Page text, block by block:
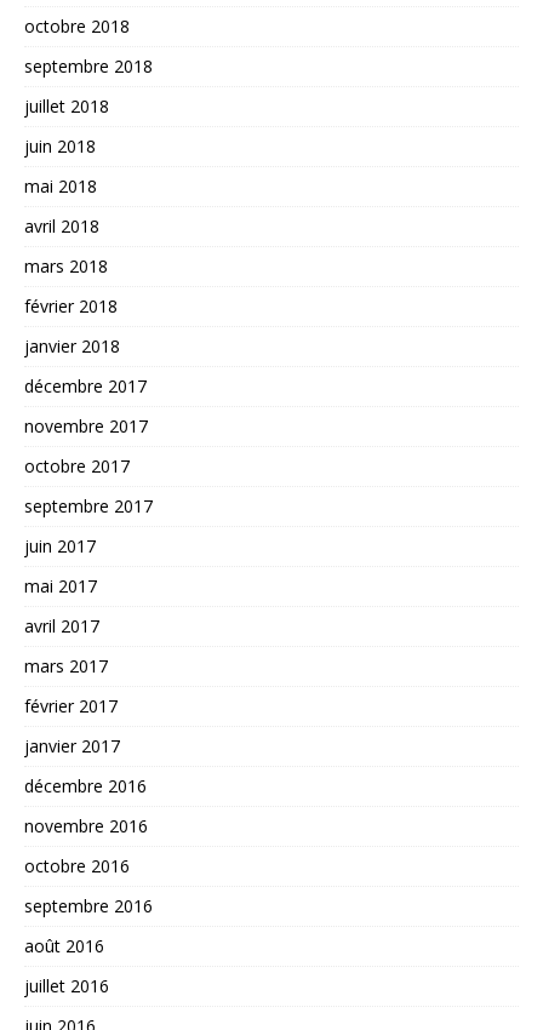
octobre 2018
septembre 2018
juillet 2018
juin 2018
mai 2018
avril 2018
mars 2018
février 2018
janvier 2018
décembre 2017
novembre 2017
octobre 2017
septembre 2017
juin 2017
mai 2017
avril 2017
mars 2017
février 2017
janvier 2017
décembre 2016
novembre 2016
octobre 2016
septembre 2016
août 2016
juillet 2016